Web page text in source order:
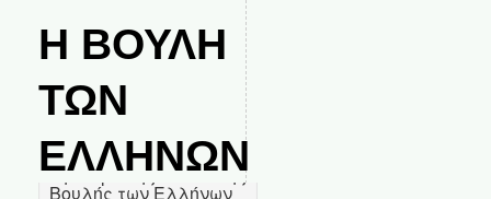
Η ΒΟΥΛΗ
ΤΩΝ
ΕΛΛΗΝΩΝ